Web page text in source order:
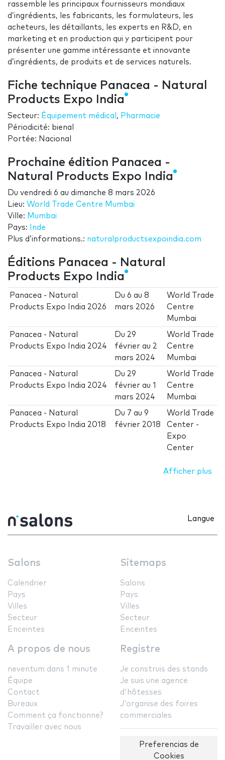
rassemble les principaux fournisseurs mondiaux
d’ingrédients, les fabricants, les formulateurs, les
acheteurs, les détaillants, les experts en R&D, en
marketing et en production qui y participent pour
présenter une gamme intéressante et innovante
d’ingrédients, de produits et de services naturels.
Fiche technique Panacea - Natural
Products Expo India
Secteur: Équipement médical , Pharmacie
Périodicité: bienal
Portée: Nacional
Prochaine édition Panacea -
Natural Products Expo India
Du vendredi 6 au dimanche 8 mars 2026
Lieu: World Trade Centre Mumbai
Ville: Mumbai
Pays:
Inde
Plus d’informations.: naturalproductsexpoindia.com
Éditions Panacea - Natural
Products Expo India
Panacea - Natural
Products Expo India 2026
Du6 au8
mars 2026
World Trade
Centre
Mumbai
Panacea - Natural
Products Expo India 2024
Du 29
février au 2
mars 2024
World Trade
Centre
Mumbai
Panacea - Natural
Products Expo India 2024
Du 29
février au1
mars 2024
World Trade
Centre
Mumbai
Panacea - Natural
Products Expo India 2018
Du 7 au9
février 2018
World Trade
Center -
Expo
Center
Afficher plus
Langue
Salons
Calendrier
Pays
Villes
Secteur
Enceintes
Sitemaps
Salons
Pays
Villes
Secteur
Enceintes
A propos de nous
neventum dans 1 minute
Équipe
Contact
Bureaux
Comment ça fonctionne?
Travailler avec nous
Registre
Je construis des stands
Je suis une agence
d'hôtesses
J'organise des foires
commerciales
Preferencias de
Cookies